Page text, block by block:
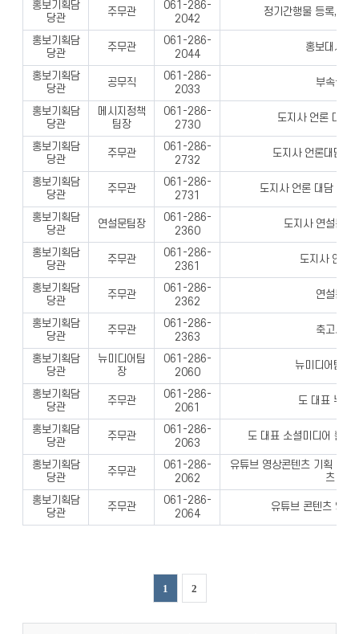
홍보기획담
당관
주무관
061-286-
2042
정기간행물 등록, 도
홍보기획담
당관
주무관
061-286-
2044
홍보대사,
홍보기획담
당관
공무직
061-286-
2033
부속실
홍보기획담
당관
메시지정책
팀장
061-286-
2730
도지사 언론 대담·
홍보기획담
당관
주무관
061-286-
2732
도지사 언론대담
홍보기획담
당관
주무관
061-286-
2731
도지사 언론 대담 및
홍보기획담
당관
연설문팀장
061-286-
2360
도지사 연설문
홍보기획담
당관
주무관
061-286-
2361
도지사 연설
홍보기획담
당관
주무관
061-286-
2362
연설문
홍보기획담
당관
주무관
061-286-
2363
축고사
홍보기획담
당관
뉴미디어팀
장
061-286-
2060
뉴미디어팀 업
홍보기획담
당관
주무관
061-286-
2061
도 대표 누리
홍보기획담
당관
주무관
061-286-
2063
도 대표 소셜미디어 활성
홍보기획담
당관
주무관
061-286-
2062
유튜브 영상콘텐츠 기획 및
츠 제작
홍보기획담
당관
주무관
061-286-
2064
유튜브 콘텐츠 영상
1 2